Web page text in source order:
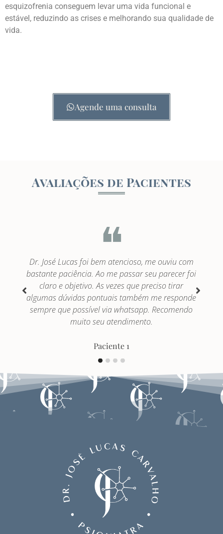
esquizofrenia conseguem levar uma vida funcional e
estável, reduzindo as crises e melhorando sua qualidade de
vida.
Agende uma consulta
Avaliações de Pacientes
Paciente 1
❝
Dr. José Lucas foi bem atencioso, me ouviu com
bastante paciência. Ao me passar seu parecer foi
claro e objetivo. As vezes que preciso tirar
algumas dúvidas pontuais também me responde
sempre que possível via whatsapp. Recomendo
muito seu atendimento.